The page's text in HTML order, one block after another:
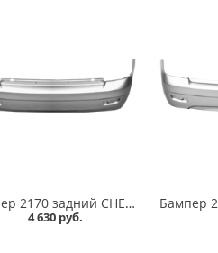
Бампер 2170 задний СНЕЖНАЯ КОРОЛЕВА /690/ в Омске
4 630 руб.